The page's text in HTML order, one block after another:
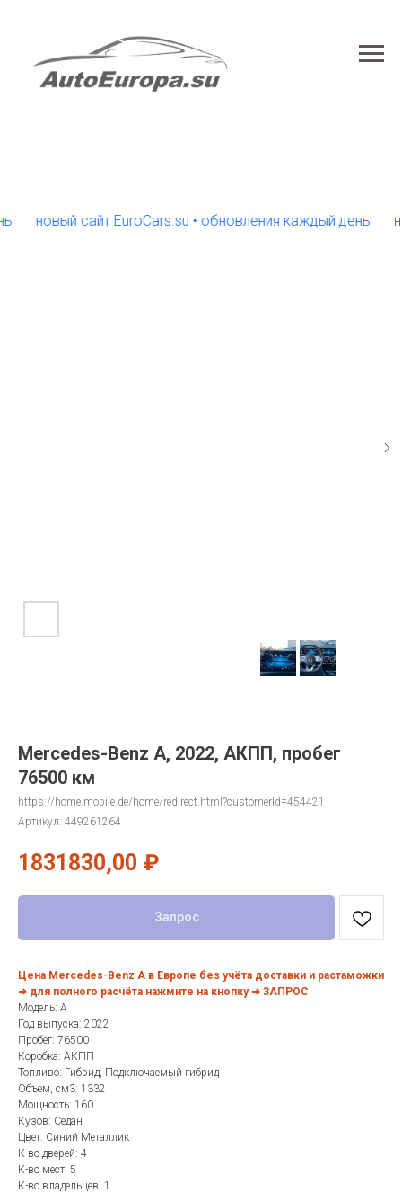
сайт EuroCars.su • обновления каждый день новый
Mercedes-Benz A, 2022, АКПП, пробег
76500 км
https://home.mobile.de/home/redirect.html?customerId=454421
Артикул: 449261264
1831830,00 ₽
Запрос
Цена Mercedes-Benz A в Европе без учёта доставки и растаможки
➜ для полного расчёта нажмите на кнопку ➜ ЗАПРОС
Модель: A
Год выпуска: 2022
Пробег: 76500
Коробка: АКПП
Топливо: Гибрид, Подключаемый гибрид
Объем, см3: 1332
Мощность: 160
Кузов: Седан
Цвет: Синий Металлик
К-во дверей: 4
К-во мест: 5
К-во владельцев: 1